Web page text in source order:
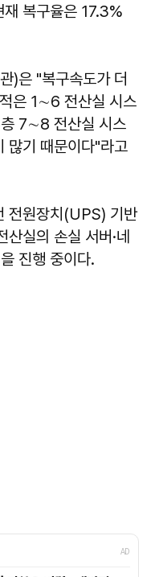
재 복구율은 17.3%
)은 "복구속도가 더
은 1∼6 전산실 시스
7∼8 전산실 시스
많기 때문이다"라고
전원장치(UPS) 기반
실의 손실 서버·네
진행 중이다.